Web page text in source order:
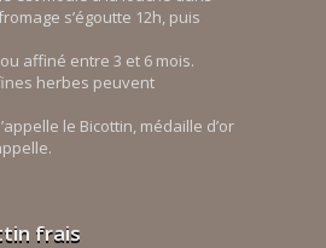
s’égoutte 12h, puis
affiné entre 3 et 6 mois.
herbes peuvent
le Bicottin, médaille d’or
frais